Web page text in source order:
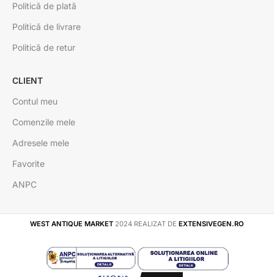
Politică de plată
Politică de livrare
Politică de retur
CLIENT
Contul meu
Comenzile mele
Adresele mele
Favorite
ANPC
WEST ANTIQUE MARKET 2024 REALIZAT DE EXTENSIVEGEN.RO